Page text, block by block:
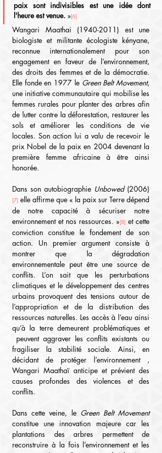
paix sont indivisibles est une idée dont
l'heure est venue. »[6]
Wangari Maathai (1940-2011) est une
biologiste et militante écologiste kényane,
reconnue internationalement pour son
engagement en faveur de l’environnement,
des droits des femmes et de la démocratie.
Elle fonde en 1977 le Green Belt Movement,
une initiative communautaire qui mobilise les
femmes rurales pour planter des arbres afin
de lutter contre la déforestation, restaurer les
sols et améliorer les conditions de vie
locales. Son action lui a valu de recevoir le
prix Nobel de la paix en 2004 devenant la
première femme africaine à être ainsi
honorée.
Dans son autobiographie Unbowed (2006)
[7] elle affirme que « la paix sur Terre dépend
de notre capacité à sécuriser notre
environnement et nos ressources. »[8] et cette
conviction constitue le fondement de son
action. Un premier argument consiste à
montrer que la dégradation
environnementale peut être une source de
conflits. L’on sait que les perturbations
climatiques et le développement des centres
urbains provoquent des tensions autour de
l’appropriation et de la distribution des
ressources naturelles. Les accès à l’eau ainsi
qu’à la terre demeurent problématiques et
peuvent aggraver les conflits existants ou
fragiliser la stabilité sociale. Ainsi, en
décidant de protéger l’environnement ,
Wangari Maathaï anticipe et prévient des
causes profondes des violences et des
conflits.
Dans cette veine, le Green Belt Movement
constitue une innovation majeure car les
plantations des arbres permettent de
reconstruire à la fois l’environnement et les